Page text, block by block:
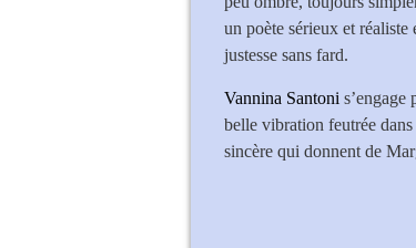
un poète sérieux et réaliste
justesse sans fard.
Vannina Santoni s’engage
belle vibration feutrée
sincère qui donnent de